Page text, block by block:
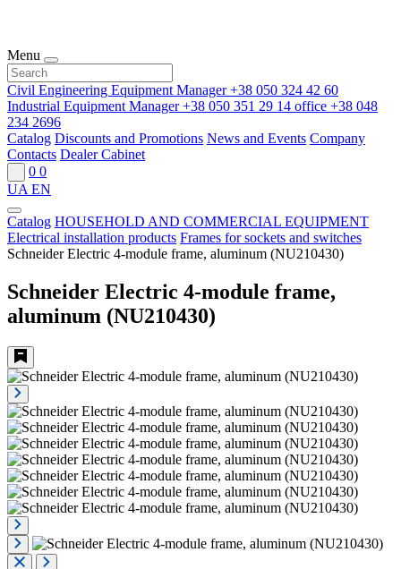
Menu
Civil Engineering Equipment Manager+38 050 324 42 60
Industrial Equipment Manager+38 050 351 29 14 office +38 048
234 2696
Catalog Discounts and Promotions News and Events Company
Contacts Dealer Cabinet
0 0
UA EN
Catalog HOUSEHOLD AND COMMERCIAL EQUIPMENT
Electrical installation products Frames for sockets and switches
Schneider Electric 4-module frame, aluminum (NU210430)
Schneider Electric 4-module frame,
aluminum (NU210430)